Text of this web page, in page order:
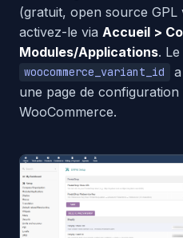
(gratuit, open source GPL
activez-le via Accueil >
Modules/Applications.
woocommerce_variant_id
une page de
WooCommerce.